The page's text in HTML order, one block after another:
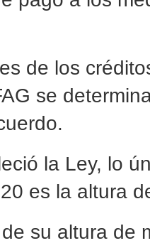
de los
se
la Ley, lo
es la altura
su altura de